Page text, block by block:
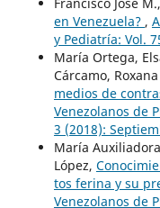
en Venezuela? ,
y Pediatría: Vol.
María Ortega,
Cárcamo,
medios de
Venezolanos de
3 (2018):
María
López,
tos ferina y su
Venezolanos de